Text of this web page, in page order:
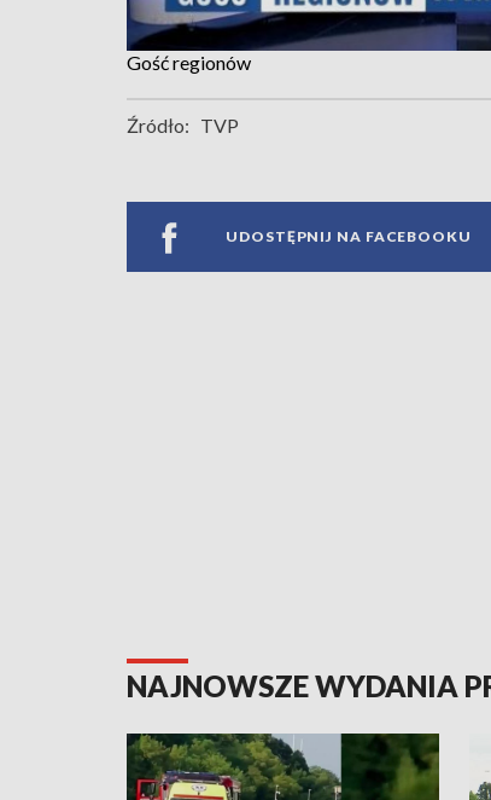
Gość regionów
Źródło: TVP
UDOSTĘPNIJ NA FACEBOOKU
NAJNOWSZE WYDANIA